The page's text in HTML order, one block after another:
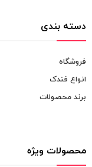
دسته بندی
فروشگاه
انواع فندک
برند محصولات
محصولات ویژه